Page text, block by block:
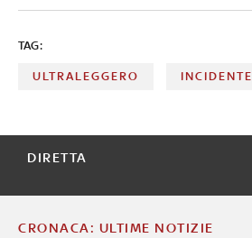
TAG:
ULTRALEGGERO INCIDENTE
DIRETTA
CRONACA: ULTIME NOTIZIE